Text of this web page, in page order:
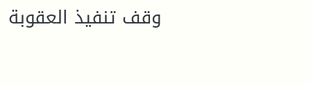
وقف تنفيذ العقوبة